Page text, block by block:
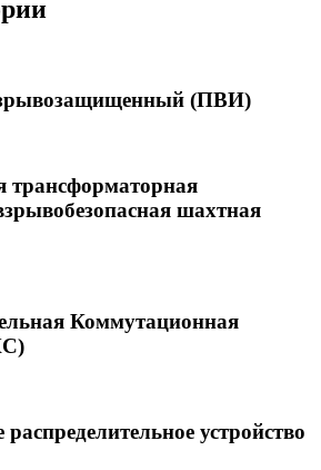
(ПВИ)
трансформаторная
шахтная
Коммутационная
устройство